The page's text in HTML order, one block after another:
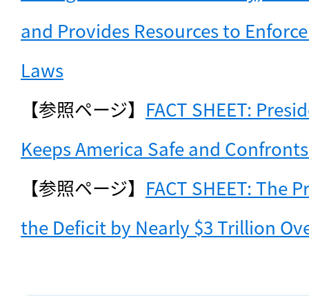
and Provides Resources to
Laws
【参照ページ】 FACT SHEET:
Keeps America Safe and
【参照ページ】 FACT SHEET: The
the Deficit by Nearly $3 Trillion
記事をお気に入りに
ログインが必